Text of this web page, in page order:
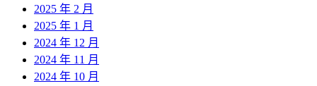
2025 年 2 月
2025 年 1 月
2024 年 12 月
2024 年 11 月
2024 年 10 月